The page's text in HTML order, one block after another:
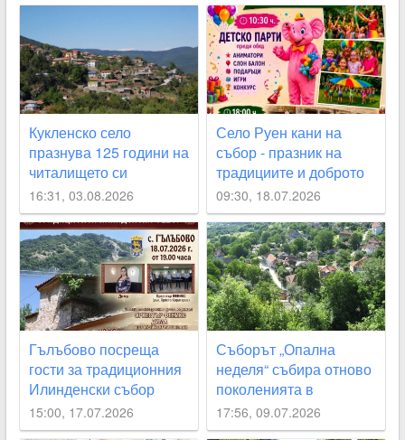
Кукленско село
празнува 125 години на
читалището си
16:31, 03.08.2026
Село Руен кани на
събор - празник на
традициите и доброто
настроението
09:30, 18.07.2026
Гълъбово посреща
гости за традиционния
Илинденски събор
15:00, 17.07.2026
Съборът „Опална
неделя“ събира отново
поколенията в
кукленското село Цар
Калоян
17:56, 09.07.2026